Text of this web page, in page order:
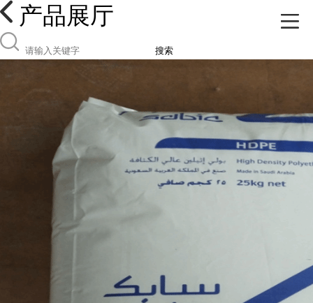
产品展厅
搜索